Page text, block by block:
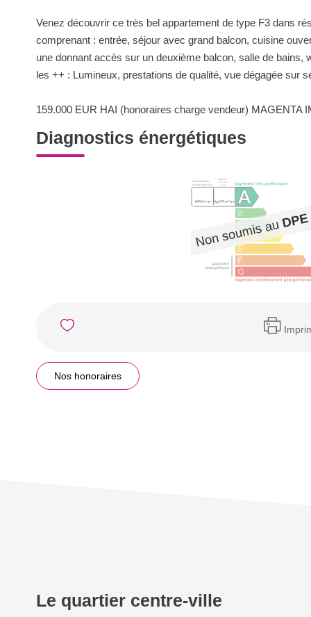
Venez découvrir ce très bel appartement de type F3 dans
comprenant : entrée, séjour avec grand balcon, cuisine
une donnant accès sur un deuxième balcon, salle de
les ++ : Lumineux, prestations de qualité, vue dégagée sur
159.000 EUR HAI (honoraires charge vendeur) MAGENTA
Diagnostics énergétiques
Nos honoraires
Le quartier centre-ville